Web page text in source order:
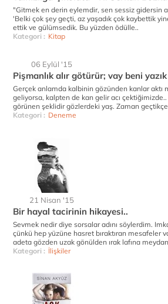
"Gitmek en derin eylemdir, sen sessiz gidersin
'Belki çok şey geçti, az yaşadık çok kaybettik
ettik ve gülümsedik. Bu yüzden ödülle..
Kategori : Kitap
06 Eylül '15
Pişmanlık alır götürür; vay beni
Gerçek anlamda kalbinin gözünden kanlar aktı
geliyorsa, kalpten de kan gelir acı çektiğimizde..
görünen şeklidir gözlerdeki yaş. Zaman
Kategori : Deneme
21 Nisan '15
Bir hayal tacirinin hikayesi..
Sevmek nedir diye sorsalar adını söylerdim.
çünkü hep yüzüne hasret bıraktıran mesafeler
adeta gözden uzak gönülden ırak lafına
Kategori : İlişkiler